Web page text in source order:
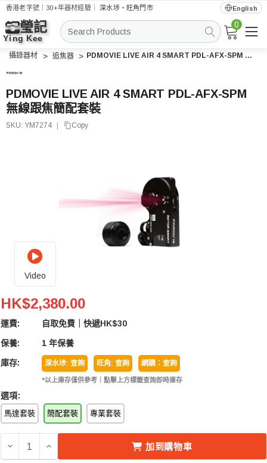
香港老字號｜30+年器材經驗｜深水埗・旺角門市 English
搜
索
0
攝錄器材 追焦器 PDMOVIE LIVE AIR 4 SMART PDL-AFX-SPM 無線跟焦簡配套裝
PDMOVIE LIVE AIR 4 SMART PDL-AFX-SPM
無線跟焦簡配套裝
SKU: YM7274 Copy
Video
PDMOVIE LIVE AIR 4 SMART PDL-AFX-SPM 無線跟
HK$2,380.00
運費: 自取免費｜快遞HK$30
保養: 1 年保養
庫存: 深水埗: 查詢 旺角: 查詢 網購：查詢
*以上庫存僅供參考｜點擊上方標籤查詢即時庫存
選項:
馬達套裝 簡配套裝 專業套裝
減少 PDMOVIE LIVE AIR 4 SMART PDL-AFX-SPM 無線跟
增加 PDMOVIE LIVE AIR 4 SMART PDL-AFX-
加到購物車